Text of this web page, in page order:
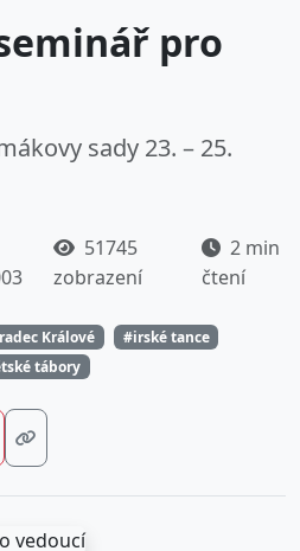
pro
sady 23. – 25.
51745
zobrazení
2 min
čtení
Králové
#irské tance
tábory